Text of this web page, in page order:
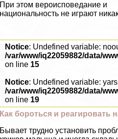
При этом вероисповедание и
национальность не играют
Notice: Undefined variable:
/var/www/iq22059882/data/
on line 15
Notice: Undefined variable:
/var/www/iq22059882/data/
on line 19
Как бороться и реагировать
Бывает трудно установить